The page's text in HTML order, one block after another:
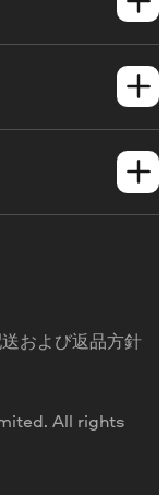
All rights
および返品方針